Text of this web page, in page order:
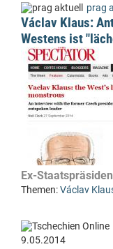
prag
Václav Klaus:
Westens ist
Ex-
Themen:Václav
9.05.2014